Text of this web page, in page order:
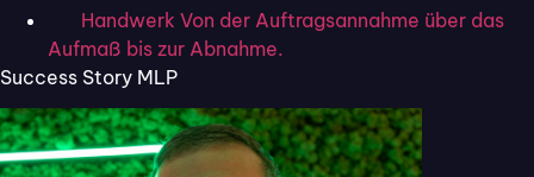
Handwerk Von der Auftragsannahme über das
Aufmaß bis zur Abnahme.
Success Story MLP
Bildung
Success Stories
Blog
Preise
Über uns